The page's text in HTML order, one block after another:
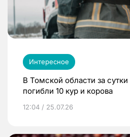
Интересное
В Томской области за
погибли 10 кур и корова
12:04 / 25.07.26